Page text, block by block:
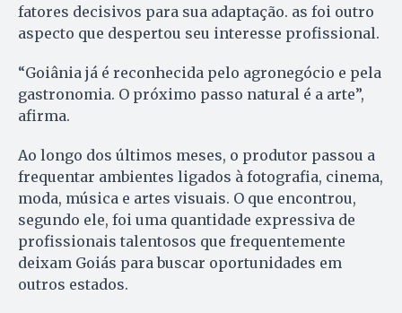
fatores decisivos para sua adaptação. as foi outro
aspecto que despertou seu interesse profissional.
“Goiânia já é reconhecida pelo agronegócio e pela
gastronomia. O próximo passo natural é a arte”,
afirma.
Ao longo dos últimos meses, o produtor passou a
frequentar ambientes ligados à fotografia, cinema,
moda, música e artes visuais. O que encontrou,
segundo ele, foi uma quantidade expressiva de
profissionais talentosos que frequentemente
deixam Goiás para buscar oportunidades em
outros estados.